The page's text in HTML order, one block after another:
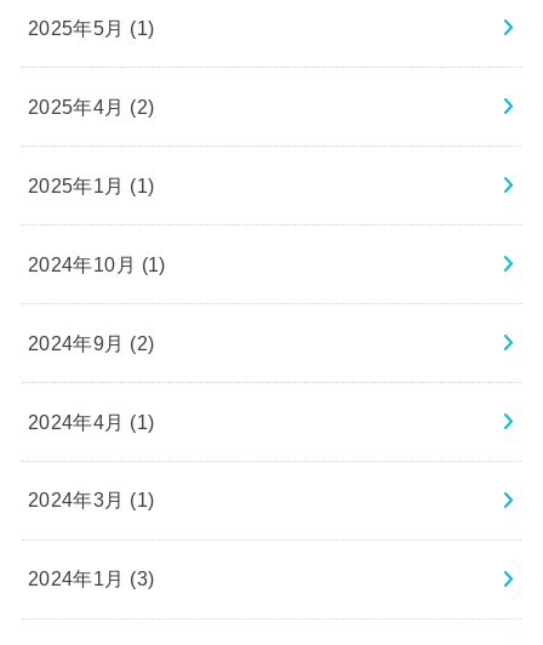
2025年5月 (1)
2025年4月 (2)
2025年1月 (1)
2024年10月 (1)
2024年9月 (2)
2024年4月 (1)
2024年3月 (1)
2024年1月 (3)